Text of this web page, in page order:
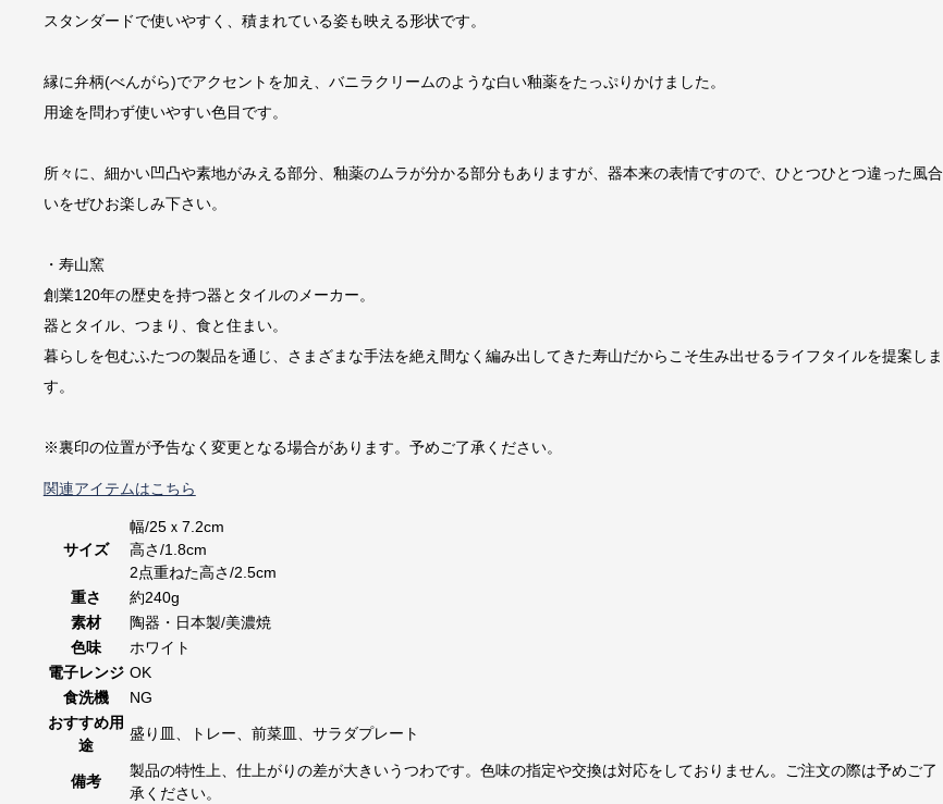
スタンダードで使いやすく、積まれている姿も映える形状です。
縁に弁柄(べんがら)でアクセントを加え、バニラクリームのような白い釉薬をたっぷりかけました。
用途を問わず使いやすい色目です。
所々に、細かい凹凸や素地がみえる部分、釉薬のムラが分かる部分もありますが、器本来の表情ですので、ひとつひとつ違った風合
いをぜひお楽しみ下さい。
・寿山窯
創業120年の歴史を持つ器とタイルのメーカー。
器とタイル、つまり、食と住まい。
暮らしを包むふたつの製品を通じ、さまざまな手法を絶え間なく編み出してきた寿山だからこそ生み出せるライフタイルを提案しま
す。
※裏印の位置が予告なく変更となる場合があります。予めご了承ください。
関連アイテムはこちら
サイズ
幅/25ｘ7.2cm
高さ/1.8cm
2点重ねた高さ/2.5cm
重さ
約240g
素材
陶器・日本製/美濃焼
色味
ホワイト
電子レンジ OK
食洗機
NG
おすすめ用
途
盛り皿、トレー、前菜皿、サラダプレート
備考
製品の特性上、仕上がりの差が大きいうつわです。色味の指定や交換は対応をしておりません。ご注文の際は予めご了
承ください。